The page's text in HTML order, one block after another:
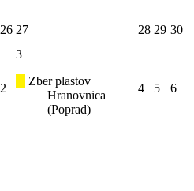
26 27 28 29 30
2
3
Zber plastov
Hranovnica
(Poprad)
4 5 6